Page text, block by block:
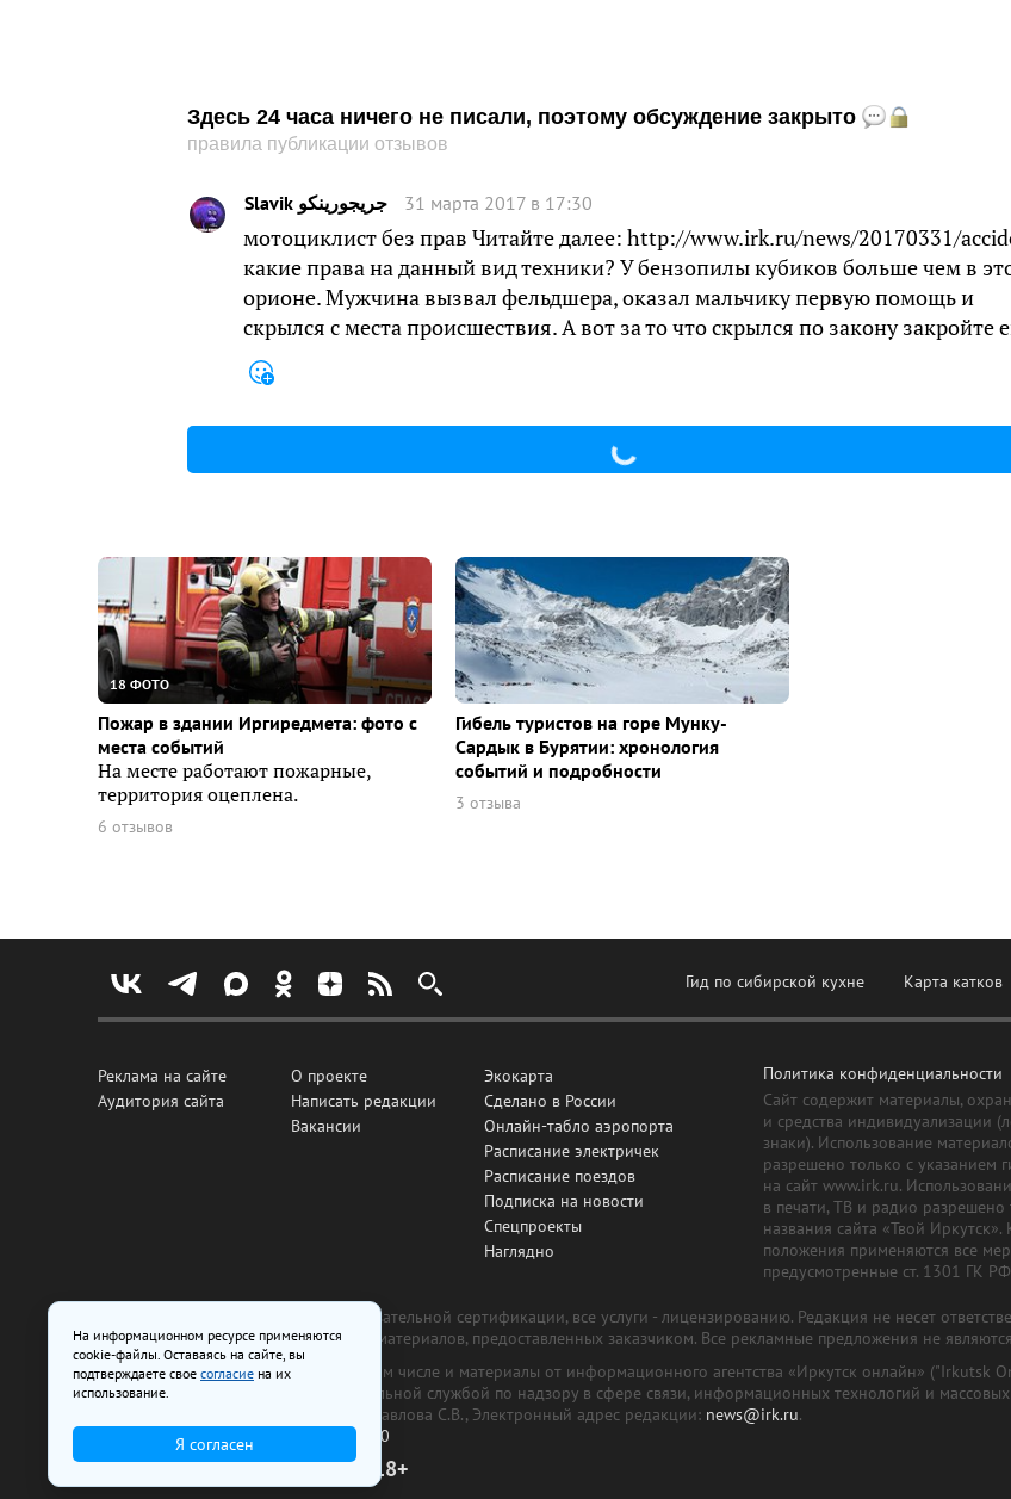
Здесь 24 часа ничего не писали, поэтому обсуждение закрыто
правила публикации отзывов
Slavik جريجورينكو 31 марта 2017 в 17:30
мотоциклист без прав Читайте далее: http://www.irk.ru/news/20170331/
какие права на данный вид техники? У бензопилы кубиков больше чем в
орионе. Мужчина вызвал фельдшера, оказал мальчику первую помощь и
скрылся с места происшествия. А вот за то что скрылся по закону закройте
18 ФОТО
Пожар в здании Иргиредмета: фото с
места событий
На месте работают пожарные,
территория оцеплена.
6 отзывов
Гибель туристов на горе Мунку-
Сардык в Бурятии: хронология
событий и подробности
3 отзыва
Гид по сибирской кухне Карта катков
Реклама на сайте
Аудитория сайта
О проекте
Написать редакции
Вакансии
Экокарта
Сделано в России
Онлайн-табло аэропорта
Расписание электричек
Расписание поездов
Подписка на новости
Спецпроекты
Наглядно
Политика конфиденциальности
Сайт содержит материалы,
и средства индивидуализации
знаки). Использование
разрешено только с указанием
на сайт www.irk.ru.
в печати, ТВ и радио разрешено
названия сайта «Твой
положения применяются все
предусмотренные ст. 1301 ГК
Все рекламные товары подлежат обязательной сертификации, все услуги - лицензированию. Редакция не несет
изготовлена и размещена на основе материалов, предоставленных заказчиком. Все рекламные предложения не
На сайте www.irk.ru размещаются в том числе и материалы от информационного агентства «Иркутск онлайн»
от 29 октября 2018 г., выдан Федеральной службой по надзору в сфере связи, информационных технологий и
ООО «Ирк.ру». Главный редактор — Павлова С.В., Электронный адрес редакции: news@irk.ru.
Телефон редакции:
+7 (3952) 48-88-50
18+
На информационном ресурсе применяются
cookie-файлы. Оставаясь на сайте, вы
подтверждаете свое согласие на их
использование.
Я согласен